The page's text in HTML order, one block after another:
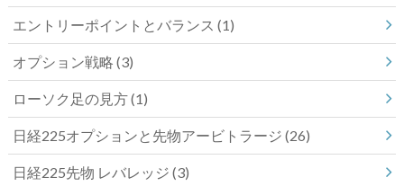
エントリーポイントとバランス (1)
オプション戦略 (3)
ローソク足の見方(1)
日経225オプションと先物アービトラージ (26)
日経225先物 レバレッジ (3)